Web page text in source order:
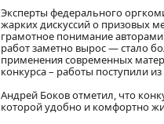
Эксперты федерального
жарких дискуссий о призовых
грамотное понимание
работ заметно вырос — стало
применения современных
конкурса – работы поступили
Андрей Боков отметил, что
которой удобно и комфортно